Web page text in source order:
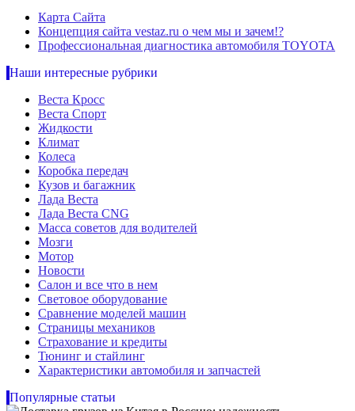
Карта Сайта
Концепция сайта vestaz.ru о чем мы и зачем!?
Профессиональная диагностика автомобиля TOYOTA
Наши интересные рубрики
Веста Кросс
Веста Спорт
Жидкости
Климат
Колеса
Коробка передач
Кузов и багажник
Лада Веста
Лада Веста CNG
Масса советов для водителей
Мозги
Мотор
Новости
Салон и все что в нем
Световое оборудование
Сравнение моделей машин
Страницы механиков
Страхование и кредиты
Тюнинг и стайлинг
Характеристики автомобиля и запчастей
Популярные статьи